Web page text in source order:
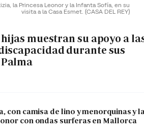
la Princesa Leonor y la Infanta Sofía, en su
visita a la Casa Esmet. (CASA DEL REY)
hijas muestran su apoyo a
durante sus
con camisa de lino y menorquinas y
con ondas surferas en Mallorca